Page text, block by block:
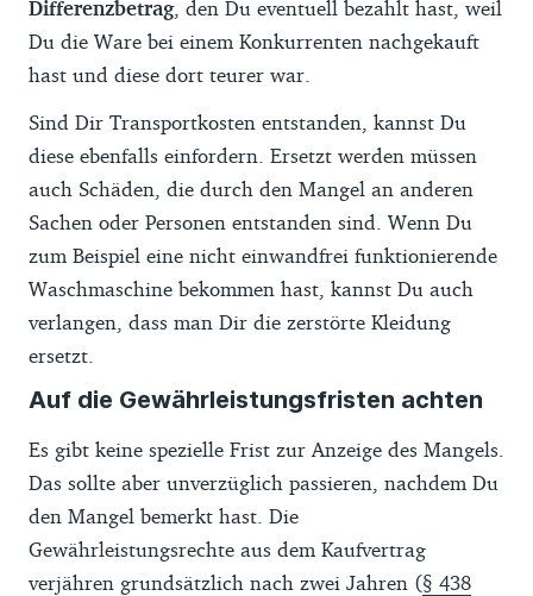
Differenzbetrag, den Du eventuell bezahlt hast, weil
Du die Ware bei einem Konkurrenten nachgekauft
hast und diese dort teurer war.
Sind Dir Transportkosten entstanden, kannst Du
diese ebenfalls einfordern. Ersetzt werden müssen
auch Schäden, die durch den Mangel an anderen
Sachen oder Personen entstanden sind. Wenn Du
zum Beispiel eine nicht einwandfrei funktionierende
Waschmaschine bekommen hast, kannst Du auch
verlangen, dass man Dir die zerstörte Kleidung
ersetzt.
Auf die Gewährleistungsfristen achten
Es gibt keine spezielle Frist zur Anzeige des Mangels.
Das sollte aber unverzüglich passieren, nachdem Du
den Mangel bemerkt hast. Die
Gewährleistungsrechte aus dem Kaufvertrag
verjähren grundsätzlich nach zwei Jahren (§ 438